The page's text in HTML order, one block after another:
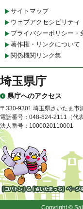
サイトマップ
ウェブアクセシビリティ
プライバシーポリシー・
著作権・リンクについて
関係機関リンク集
埼玉県庁
県庁へのアクセス
〒330-9301 埼玉県さいたま市
電話番号：048-824-2111（代表
法人番号：1000020110001
「コバトン」&「さいたま
Copyright ©